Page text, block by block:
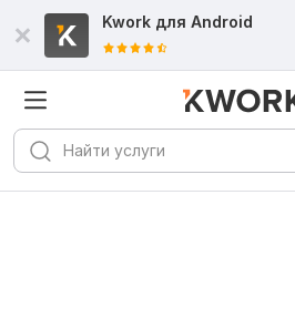
Kwork для Android